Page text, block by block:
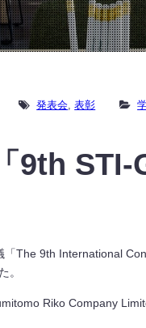
発表会,表彰
9th
The 9th International
。
Riko Company